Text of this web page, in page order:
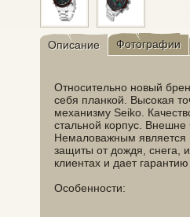
Описание Фотографии
Относительно новый
себя планкой. Высокая
механизму Seiko.
стальной корпус. Внешне
Немаловажным является
защиты от дождя, снега,
клиентах и дает
Особенности: